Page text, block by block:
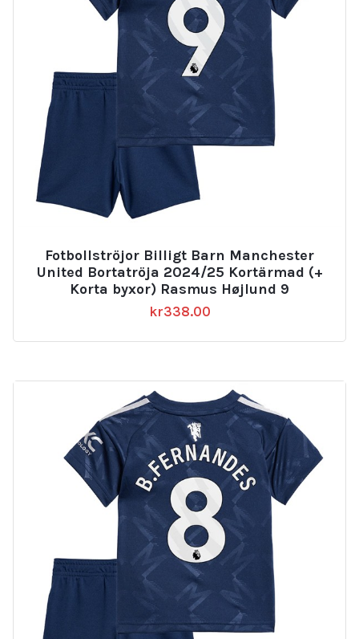
Fotbollströjor Billigt Barn Manchester
United Bortatröja 2024/25 Kortärmad (+
Korta byxor) Rasmus Højlund 9
kr338.00